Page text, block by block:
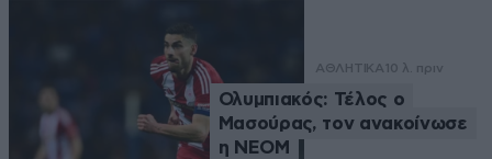
ΑΘΛΗΤΙΚΑ 10 λ. πριν
Ολυμπιακός: Τέλος ο
Μασούρας, τον ανακοίνωσε
η ΝΕΟΜ